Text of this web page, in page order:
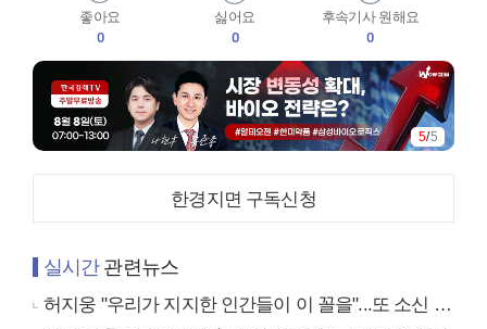
좋아요
0
싫어요
0
후속기사 원해요
0
5/5
한경지면 구독신청
실시간관련뉴스
허지웅 "우리가 지지한 인간들이 이 꼴을"...또 소신 발언